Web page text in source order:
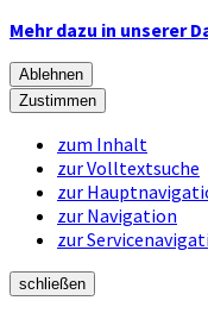
Mehr dazu in unserer
Ablehnen
Zustimmen
zum Inhalt
zur Volltextsuche
zur
zur Navigation
zur
schließen